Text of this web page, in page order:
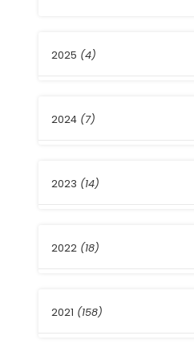
2025 (4)
Julio
2024 (7)
Octubre
Marzo
2023 (14)
Noviembre
Agosto
2022 (18)
Noviembre
2021 (158)